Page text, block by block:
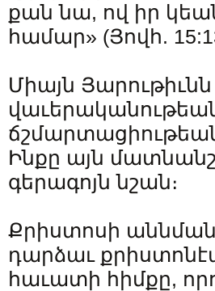
քան նա, ով իր
համար» (Յովհ.
Միայն
ճշմարտացիութեան
Ինքը այն
գերագոյն նշան։
Քրիստոսի
դարձաւ
հաւատի հիմքը,